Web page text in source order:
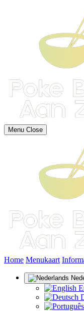
Menu Close
Home Menukaart